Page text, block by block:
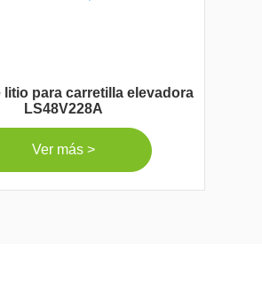
litio para carretilla elevadora
LS48V228A
Ver más >